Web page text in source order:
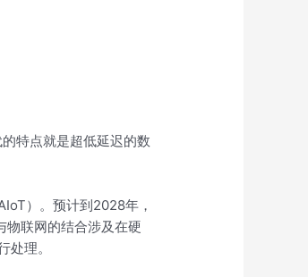
特点就是超低延迟的数
）。预计到2028年，
物联网的结合涉及在硬
理。